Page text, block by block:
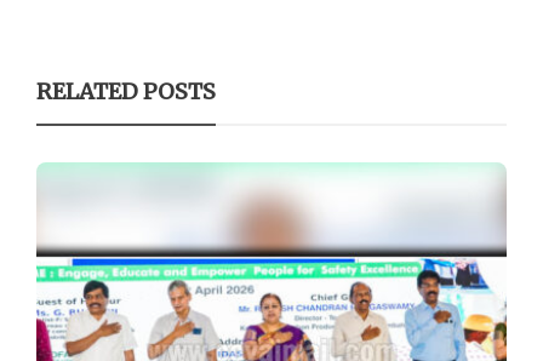
RELATED POSTS